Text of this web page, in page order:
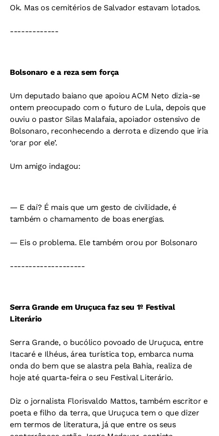
Ok. Mas os cemitérios de Salvador estavam lotados.
-------------
Bolsonaro e a reza sem força
Um deputado baiano que apoiou ACM Neto dizia-se
ontem preocupado com o futuro de Lula, depois que
ouviu o pastor Silas Malafaia, apoiador ostensivo de
Bolsonaro, reconhecendo a derrota e dizendo que iria
‘orar por ele’.
Um amigo indagou:
— E daí? É mais que um gesto de civilidade, é
também o chamamento de boas energias.
— Eis o problema. Ele também orou por Bolsonaro
--------------------
Serra Grande em Uruçuca faz seu 1º Festival
Literário
Serra Grande, o bucólico povoado de Uruçuca, entre
Itacaré e Ilhéus, área turística top, embarca numa
onda do bem que se alastra pela Bahia, realiza de
hoje até quarta-feira o seu Festival Literário.
Diz o jornalista Florisvaldo Mattos, também escritor e
poeta e filho da terra, que Uruçuca tem o que dizer
em termos de literatura, já que entre os seus